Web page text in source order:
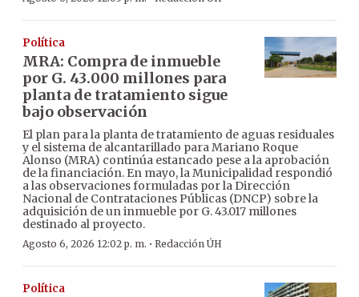
Política
MRA: Compra de inmueble
por G. 43.000 millones para
planta de tratamiento sigue
bajo observación
El plan para la planta de tratamiento de aguas residuales
y el sistema de alcantarillado para Mariano Roque
Alonso (MRA) continúa estancado pese a la aprobación
de la financiación. En mayo, la Municipalidad respondió
a las observaciones formuladas por la Dirección
Nacional de Contrataciones Públicas (DNCP) sobre la
adquisición de un inmueble por G. 43.017 millones
destinado al proyecto.
Agosto 6, 2026 12:02 p. m. · Redacción ÚH
Política